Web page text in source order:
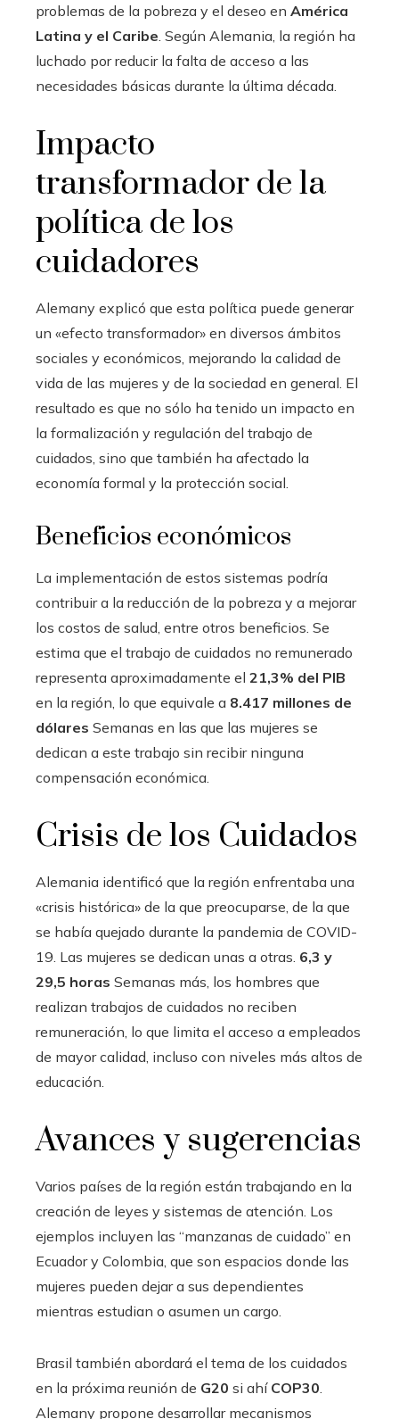
problemas de la pobreza y el deseo en América
Latina y el Caribe . Según Alemania, la región ha
luchado por reducir la falta de acceso a las
necesidades básicas durante la última década.
Impacto
transformador de la
política de los
cuidadores
Alemany explicó que esta política puede generar
un «efecto transformador» en diversos ámbitos
sociales y económicos, mejorando la calidad de
vida de las mujeres y de la sociedad en general. El
resultado es que no sólo ha tenido un impacto en
la formalización y regulación del trabajo de
cuidados, sino que también ha afectado la
economía formal y la protección social.
Beneficios económicos
La implementación de estos sistemas podría
contribuir a la reducción de la pobreza y a mejorar
los costos de salud, entre otros beneficios. Se
estima que el trabajo de cuidados no remunerado
representa aproximadamente el 21,3% del PIB
en la región, lo que equivale a 8.417 millones de
dólares Semanas en las que las mujeres se
dedican a este trabajo sin recibir ninguna
compensación económica.
Crisis de los Cuidados
Alemania identificó que la región enfrentaba una
«crisis histórica» ​​de la que preocuparse, de la que
se había quejado durante la pandemia de COVID-
19. Las mujeres se dedican unas a otras. 6,3 y
29,5 horas Semanas más, los hombres que
realizan trabajos de cuidados no reciben
remuneración, lo que limita el acceso a empleados
de mayor calidad, incluso con niveles más altos de
educación.
Avances y sugerencias
Varios países de la región están trabajando en la
creación de leyes y sistemas de atención. Los
ejemplos incluyen las “manzanas de cuidado” en
Ecuador y Colombia, que son espacios donde las
mujeres pueden dejar a sus dependientes
mientras estudian o asumen un cargo.
Brasil también abordará el tema de los cuidados
en la próxima reunión de G20 si ahí COP30
Alemany propone desarrollar mecanismos